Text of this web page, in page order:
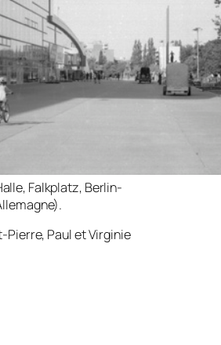
Falkplatz, Berlin-
Pierre, Paul et Virginie